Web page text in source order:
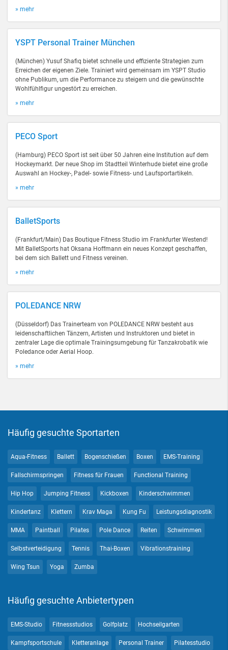
» mehr
YSPT Personal Trainer München
(München) Yusuf Shafiq bietet schnelle und effiziente Strategien zum
Erreichen der eigenen Ziele. Trainiert wird gemeinsam im YSPT Studio
ohne Publikum, um die Performance zu steigern und die gewünschte
Wohlfühlfigur ungestört zu erreichen.
» mehr
PECO Sport
(Hamburg) PECO Sport ist seit über 50 Jahren eine Institution auf dem
Hockeymarkt. Der neue Shop im Stadtteil Winterhude bietet eine große
Auswahl an Hockey-, Padel- sowie Fitness- und Laufsportartikeln.
» mehr
BalletSports
(Frankfurt/Main) Das Boutique Fitness Studio im Frankfurter Westend!
Mit BalletSports hat Oksana Hoffmann ein neues Konzept geschaffen,
bei dem sich Ballett und Fitness vereinen.
» mehr
POLEDANCE NRW
(Düsseldorf) Das Trainerteam von POLEDANCE NRW besteht aus
leidenschaftlichen Tänzern, Artisten und Instruktoren und bietet in
zentraler Lage die optimale Trainingsumgebung für Tanzakrobatik wie
Poledance oder Aerial Hoop.
» mehr
Häufig gesuchte Sportarten
Aqua-Fitness Ballett Bogenschießen Boxen EMS-Training
Fallschirmspringen Fitness für Frauen Functional Training
Hip Hop Jumping Fitness Kickboxen Kinderschwimmen
Kindertanz Klettern Krav Maga Kung Fu Leistungsdiagnostik
MMA Paintball Pilates Pole Dance Reiten Schwimmen
Selbstverteidigung Tennis Thai-Boxen Vibrationstraining
Wing Tsun Yoga Zumba
Häufig gesuchte Anbietertypen
EMS-Studio Fitnessstudios Golfplatz Hochseilgarten
Kampfsportschule Kletteranlage Personal Trainer Pilatesstudio